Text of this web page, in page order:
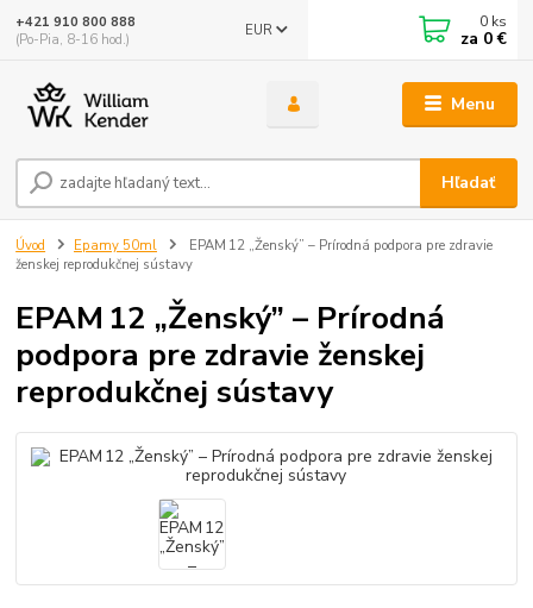
Menu
EUR
Hľadať
+421 910 800 888
(Po-Pia, 8-16 hod.)
0 ks
za 0 €
Úvod Epamy 50ml
EPAM 12 „Ženský” – Prírodná podpora pre zdravie
ženskej reprodukčnej sústavy
EPAM 12 „Ženský” – Prírodná
podpora pre zdravie ženskej
reprodukčnej sústavy